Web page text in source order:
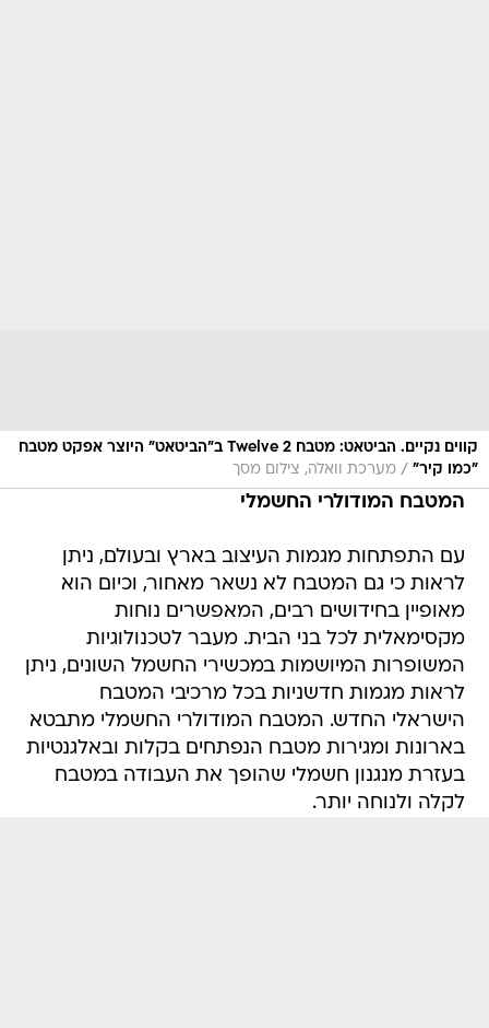
קווים נקיים. הביטאט: מטבח Twelve 2 ב"הביטאט" היוצר אפקט מטבח
"כמו קיר" / מערכת וואלה, צילום מסך
המטבח המודולרי החשמלי
עם התפתחות מגמות העיצוב בארץ ובעולם, ניתן
לראות כי גם המטבח לא נשאר מאחור, וכיום הוא
מאופיין בחידושים רבים, המאפשרים נוחות
מקסימאלית לכל בני הבית. מעבר לטכנולוגיות
המשופרות המיושמות במכשירי החשמל השונים, ניתן
לראות מגמות חדשניות בכל מרכיבי המטבח
הישראלי החדש. המטבח המודולרי החשמלי מתבטא
בארונות ומגירות מטבח הנפתחים בקלות ובאלגנטיות
בעזרת מנגנון חשמלי שהופך את העבודה במטבח
לקלה ולנוחה יותר.